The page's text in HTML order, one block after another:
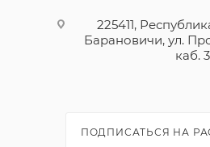
225411,
Барановичи, ул.
каб. 3
ПОДПИСАТЬСЯ НА